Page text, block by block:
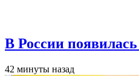
В России
42 минуты назад